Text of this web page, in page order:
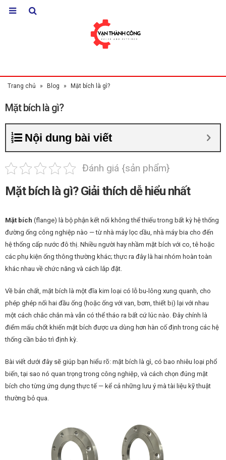
Trang chủ » Blog » Mặt bích là gì?
Mặt bích là gì?
Nội dung bài viết
Đánh giá {sản phẩm}
Mặt bích là gì? Giải thích dễ hiểu nhất
Mặt bích (flange) là bộ phận kết nối không thể thiếu trong bất kỳ hệ thống
đường ống công nghiệp nào — từ nhà máy lọc dầu, nhà máy bia cho đến
hệ thống cấp nước đô thị. Nhiều người hay nhầm mặt bích với co, tê hoặc
các phụ kiện ống thông thường khác; thực ra đây là hai nhóm hoàn toàn
khác nhau về chức năng và cách lắp đặt.
Về bản chất, mặt bích là một đĩa kim loại có lỗ bu-lông xung quanh, cho
phép ghép nối hai đầu ống (hoặc ống với van, bơm, thiết bị) lại với nhau
một cách chắc chắn mà vẫn có thể tháo ra bất cứ lúc nào. Đây chính là
điểm mấu chốt khiến mặt bích được ưa dùng hơn hàn cố định trong các hệ
thống cần bảo trì định kỳ.
Bài viết dưới đây sẽ giúp bạn hiểu rõ: mặt bích là gì, có bao nhiêu loại phổ
biến, tại sao nó quan trọng trong công nghiệp, và cách chọn đúng mặt
bích cho từng ứng dụng thực tế — kể cả những lưu ý mà tài liệu kỹ thuật
thường bỏ qua.